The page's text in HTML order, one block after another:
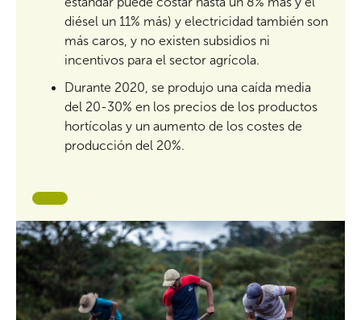
diésel un 11% más) y electricidad también son
más caros, y no existen subsidios ni
incentivos para el sector agrícola.
Durante 2020, se produjo una caída media
del 20-30% en los precios de los productos
hortícolas y un aumento de los costes de
producción del 20%.